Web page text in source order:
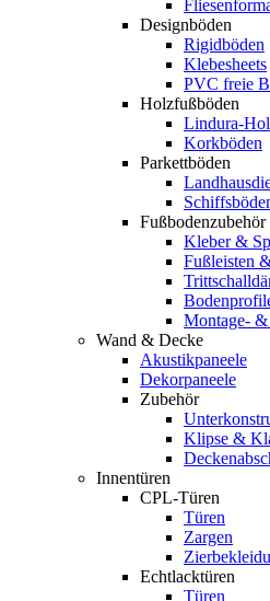
Designböden
Rigidböden
Klebesheets
PVC freie
Holzfußböden
Lindura-
Korkböden
Parkettböden
Fußbodenzubehör
Kleber &
Fußleisten
Montage-
Wand & Decke
Akustikpaneele
Dekorpaneele
Zubehör
Klipse &
Innentüren
CPL-Türen
Türen
Zargen
Echtlacktüren
Türen